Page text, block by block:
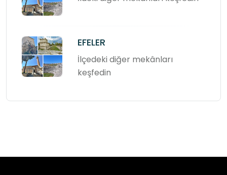
EFELER
İlçedeki diğer mekânları
keşfedin